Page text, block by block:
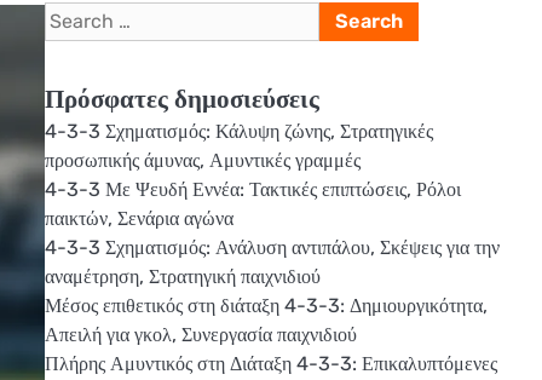
Search
for:
Πρόσφατες δημοσιεύσεις
4-3-3 Σχηματισμός: Κάλυψη ζώνης, Στρατηγικές
προσωπικής άμυνας, Αμυντικές γραμμές
4-3-3 Με Ψευδή Εννέα: Τακτικές επιπτώσεις, Ρόλοι
παικτών, Σενάρια αγώνα
4-3-3 Σχηματισμός: Ανάλυση αντιπάλου, Σκέψεις για την
αναμέτρηση, Στρατηγική παιχνιδιού
Μέσος επιθετικός στη διάταξη 4-3-3: Δημιουργικότητα,
Απειλή για γκολ, Συνεργασία παιχνιδιού
Πλήρης Αμυντικός στη Διάταξη 4-3-3: Επικαλυπτόμενες